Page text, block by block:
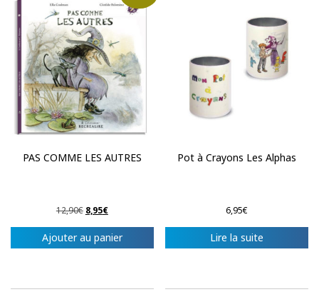
PAS COMME LES AUTRES
12,90€ Le
initial
était :
8,95€Le
actuel
est :
Ajouter au panier
Pot à Crayons Les Alphas
6,95€
Lire la suite